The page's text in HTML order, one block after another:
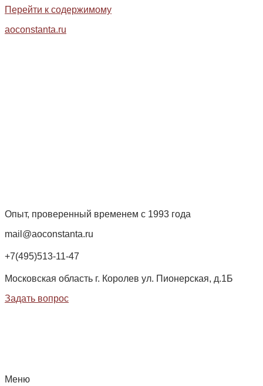
Перейти к содержимому
aoconstanta.ru
Опыт, проверенный временем с 1993 года
mail@aoconstanta.ru
+7(495)513-11-47
Московская область г. Королев ул. Пионерская, д.1Б
Задать вопрос
Меню